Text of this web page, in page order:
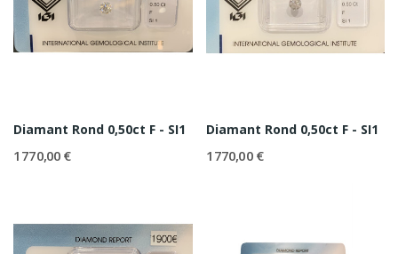
Diamant Rond 0,50ct F - SI1
1 770,00 €
Diamant Rond 0,50ct F - SI1
1 770,00 €